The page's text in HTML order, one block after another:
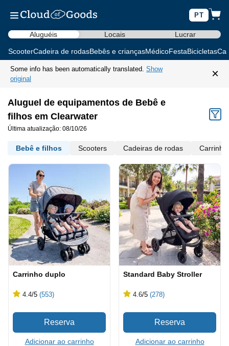
PT
Aluguéis Locais Lucrar
ScooterCadeira de rodasBebês e criançasMédicoFestaBicicletas
Some info has been automatically translated. Show
original
×
Aluguel de equipamentos de Bebê e
filhos em Clearwater
Última atualização: 08/10/26
Bebê e filhos Scooters Cadeiras de rodas Carrinho
Carrinho duplo
4.4/5 (553)
Adicionar ao carrinho
Standard Baby Stroller
4.6/5 (278)
Adicionar ao carrinho